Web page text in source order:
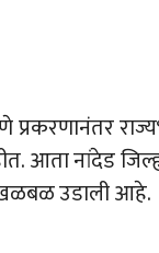
आता नांदेड
उडाली आहे.